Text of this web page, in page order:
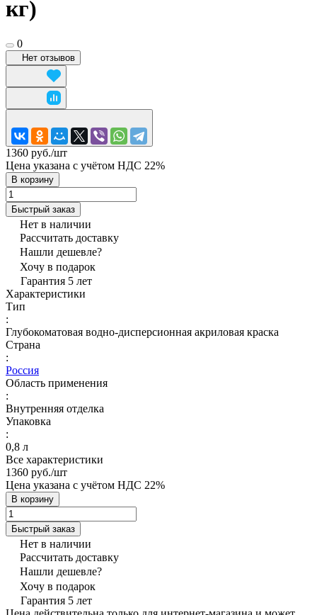
кг)
0
Нет отзывов
1360 руб./шт
Цена указана с учётом НДС 22%
В корзину
Быстрый заказ
Нет в наличии
Рассчитать доставку
Нашли дешевле?
Хочу в подарок
Гарантия 5 лет
Характеристики
Тип
:
Глубокоматовая водно-дисперсионная акриловая краска
Страна
:
Россия
Область применения
:
Внутренняя отделка
Упаковка
:
0,8 л
Все характеристики
1360 руб./шт
Цена указана с учётом НДС 22%
В корзину
Быстрый заказ
Нет в наличии
Рассчитать доставку
Нашли дешевле?
Хочу в подарок
Гарантия 5 лет